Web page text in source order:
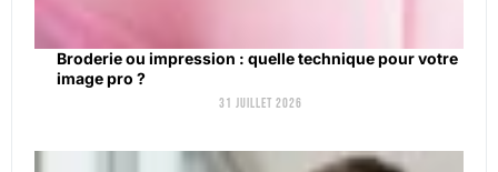
Broderie ou impression : quelle technique pour votre
image pro ?
31 juillet 2026